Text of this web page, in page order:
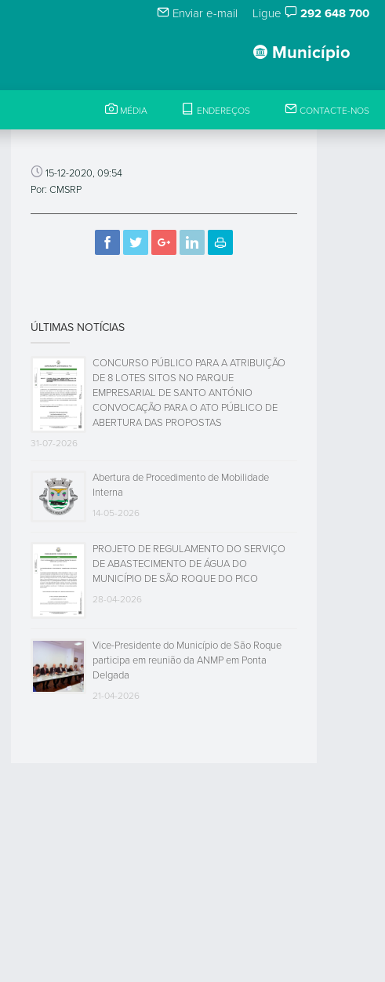
Enviar e-mail Ligue 292 648 700
Município
MÉDIA ENDEREÇOS CONTACTE-NOS
15-12-2020, 09:54
Por: CMSRP
ÚLTIMAS NOTÍCIAS
CONCURSO PÚBLICO PARA A ATRIBUIÇÃO
DE 8 LOTES SITOS NO PARQUE
EMPRESARIAL DE SANTO ANTÓNIO
CONVOCAÇÃO PARA O ATO PÚBLICO DE
ABERTURA DAS PROPOSTAS
31-07-2026
Abertura de Procedimento de Mobilidade
Interna
14-05-2026
PROJETO DE REGULAMENTO DO SERVIÇO
DE ABASTECIMENTO DE ÁGUA DO
MUNICÍPIO DE SÃO ROQUE DO PICO
28-04-2026
Vice-Presidente do Município de São Roque
participa em reunião da ANMP em Ponta
Delgada
21-04-2026